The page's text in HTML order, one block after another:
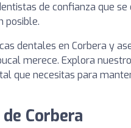
de confianza que
posible.
dentales en Corbera y
merece. Explora
que necesitas para
Corbera